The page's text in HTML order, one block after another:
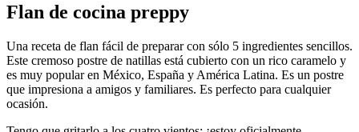
Flan de cocina preppy
Una receta de flan fácil de preparar con sólo 5 ingredientes sencillos.
Este cremoso postre de natillas está cubierto con un rico caramelo y
es muy popular en México, España y América Latina. Es un postre
que impresiona a amigos y familiares. Es perfecto para cualquier
ocasión.